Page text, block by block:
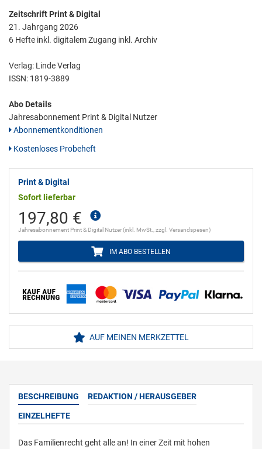
Zeitschrift Print & Digital
21. Jahrgang 2026
6 Hefte inkl. digitalem Zugang inkl. Archiv
Verlag: Linde Verlag
ISSN: 1819-3889
Abo Details
Jahresabonnement Print & Digital Nutzer
Abonnementkonditionen
Kostenloses Probeheft
Print & Digital
Sofort lieferbar
197,80 €
Jahresabonnement Print & Digital Nutzer (inkl. MwSt., zzgl. Versandspesen)
IM ABO BESTELLEN
AUF MEINEN MERKZETTEL
BESCHREIBUNG REDAKTION / HERAUSGEBER
EINZELHEFTE
Das Familienrecht geht alle an! In einer Zeit mit hohen